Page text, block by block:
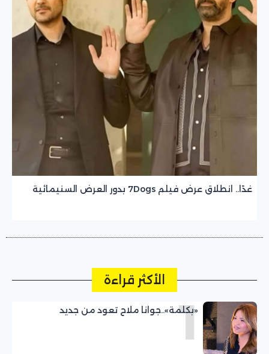
غدًا.. انطلاق عرض فيلم 7Dogs بدور العرض السنيمائية
الأكثر قراءة
1
«بكلمة»..جوانا ملاح تعود من جديد